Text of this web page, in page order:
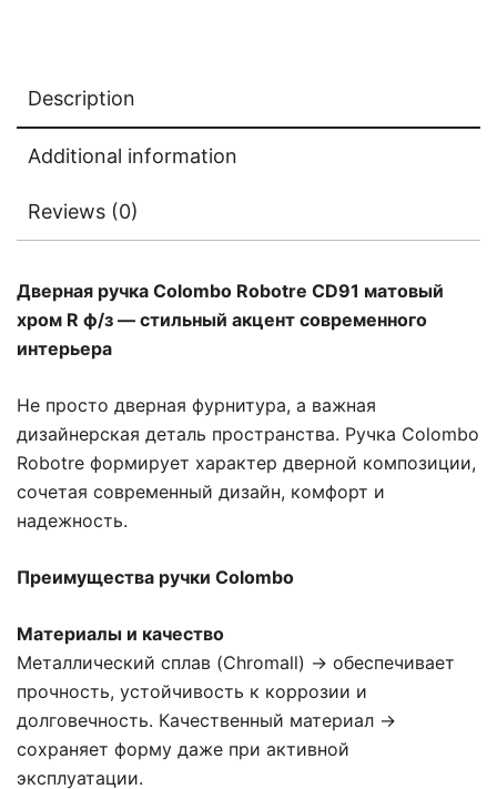
Description
Additional information
Reviews (0)
Дверная ручка Colombo Robotre CD91 матовый
хром R ф/з — стильный акцент современного
интерьера
Не просто дверная фурнитура, а важная
дизайнерская деталь пространства. Ручка Colombo
Robotre формирует характер дверной композиции,
сочетая современный дизайн, комфорт и
надежность.
Преимущества ручки Colombo
Материалы и качество
Металлический сплав (Chromall) → обеспечивает
прочность, устойчивость к коррозии и
долговечность. Качественный материал →
сохраняет форму даже при активной
эксплуатации.